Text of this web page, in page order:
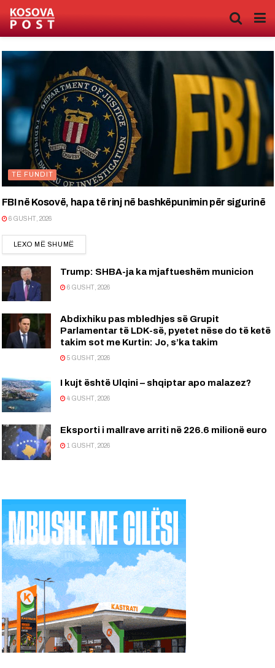
TË FUNDIT
FBI në Kosovë, hapa të rinj në bashkëpunimin për sigurinë
6 GUSHT, 2026
LEXO MË SHUMËDETAILS
Trump: SHBA-ja ka mjaftueshëm municion
6 GUSHT, 2026
Abdixhiku pas mbledhjes së Grupit
Parlamentar të LDK-së, pyetet nëse do të ketë
takim sot me Kurtin: Jo, s’ka takim
5 GUSHT, 2026
I kujt është Ulqini – shqiptar apo malazez?
4 GUSHT, 2026
Eksporti i mallrave arriti në 226.6 milionë euro
1 GUSHT, 2026